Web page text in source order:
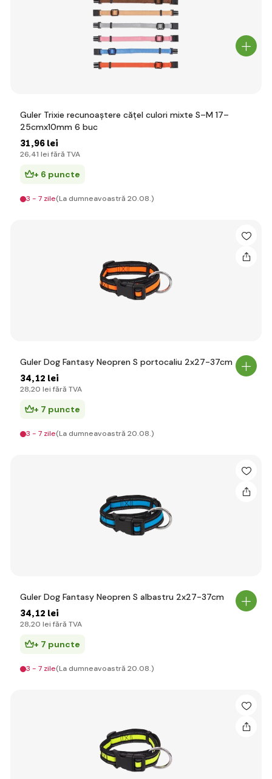
Guler Trixie recunoaștere cățel culori mixte S–M 17–
25cmx10mm 6 buc
31,96 lei
26,41 lei fără TVA
+ 6 puncte
3 - 7 zile(La dumneavoastră 20.08.)
Guler Dog Fantasy Neopren S portocaliu 2x27-37cm
34,12 lei
28,20 lei fără TVA
+ 7 puncte
3 - 7 zile(La dumneavoastră 20.08.)
Guler Dog Fantasy Neopren S albastru 2x27-37cm
34,12 lei
28,20 lei fără TVA
+ 7 puncte
3 - 7 zile(La dumneavoastră 20.08.)